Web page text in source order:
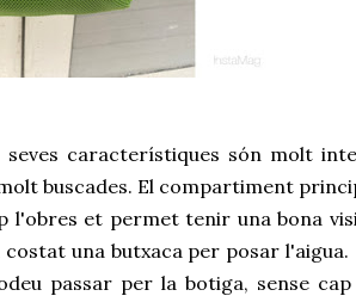
característiques són molt
buscades. El compartiment
l'obres et permet tenir una bona
una butxaca per posar
passar per la botiga, sense